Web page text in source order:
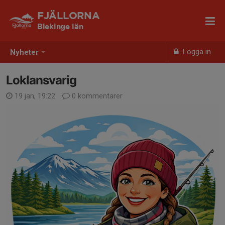
Nyheter Logga in
FJÄLLORNA
Blekinge län
Loklansvarig
19 jan, 19:22 0 kommentarer